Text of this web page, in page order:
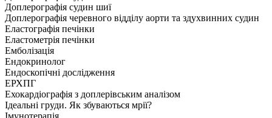
Доплерографія судин шиї
Доплерографія черевного відділу аорти та здухвинних судин
Еластографія печінки
Еластометрія печінки
Емболізація
Ендокринолог
Ендоскопічні дослідження
ЕРХПГ
Ехокардіографія з доплерівським аналізом
Ідеальні груди. Як збуваються мрії?
Імунотерапія